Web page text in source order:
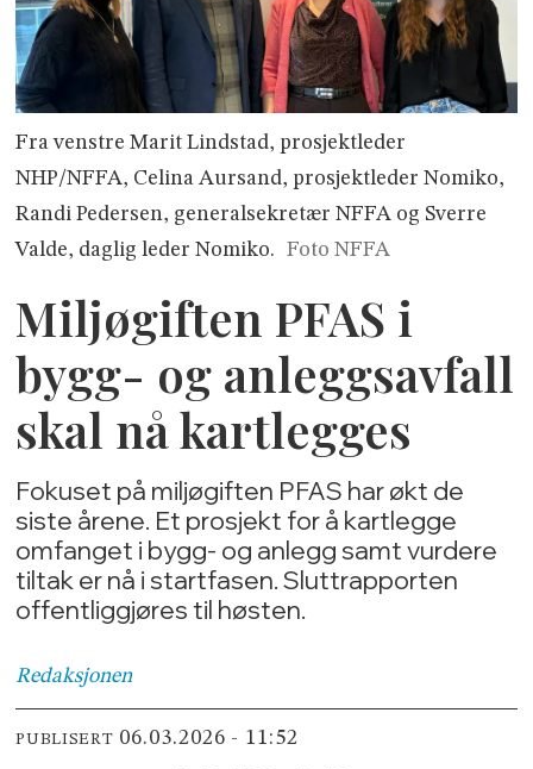
Fra venstre Marit Lindstad, prosjektleder
NHP/NFFA, Celina Aursand, prosjektleder Nomiko,
Randi Pedersen, generalsekretær NFFA og Sverre
Valde, daglig leder Nomiko.
Foto NFFA
Miljøgiften PFAS i
bygg- og anleggsavfall
skal nå kartlegges
Fokuset på miljøgiften PFAS har økt de
siste årene. Et prosjekt for å kartlegge
omfanget i bygg- og anlegg samt vurdere
tiltak er nå i startfasen. Sluttrapporten
offentliggjøres til høsten.
Redaksjonen
PUBLISERT 06.03.2026 - 11:52